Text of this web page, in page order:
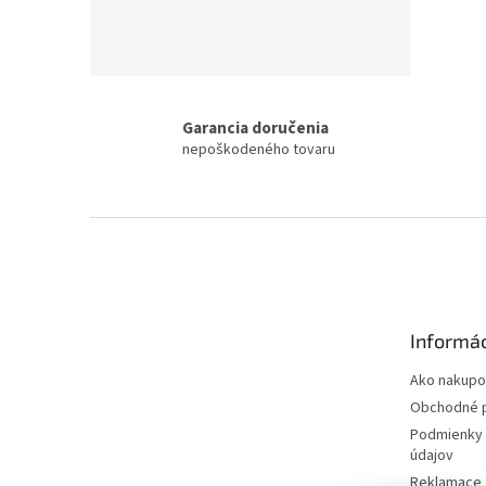
Garancia doručenia
nepoškodeného tovaru
Ako
Obchodné
údajov